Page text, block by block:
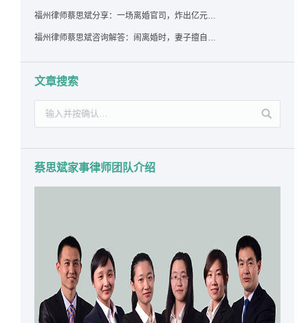
福州律师蔡思斌分享：一场离婚官司，炸出亿元“糊涂账”：本想分割家产，结果“自爆”了家底
福州律师蔡思斌咨询解答：闹离婚时，妻子擅自带走孩子并阻止其上学，违法吗？该如何维权？
文章搜索
蔡思斌家事律师团队介绍